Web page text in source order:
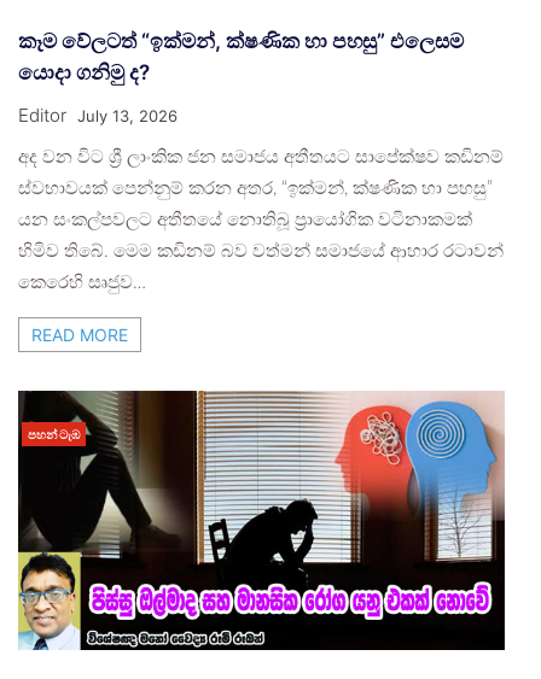
කෑම වේලටත් “ඉක්මන්, ක්ෂණික හා පහසු” එලෙසම
යොදා ගනිමු ද?
Editor July 13, 2026
අද වන විට ශ්‍රී ලාංකික ජන සමාජය අතීතයට සාපේක්ෂව කඩිනම්
ස්වභාවයක් පෙන්නුම් කරන අතර, “ඉක්මන්, ක්ෂණික හා පහසු”
යන සංකල්පවලට අතීතයේ නොතිබූ ප්‍රායෝගික වටිනාකමක්
හිමිව තිබේ. මෙම කඩිනම් බව වත්මන් සමාජයේ ආහාර රටාවන්
කෙරෙහි සෘජුව…
READ MORE
පහන් ටැඹ